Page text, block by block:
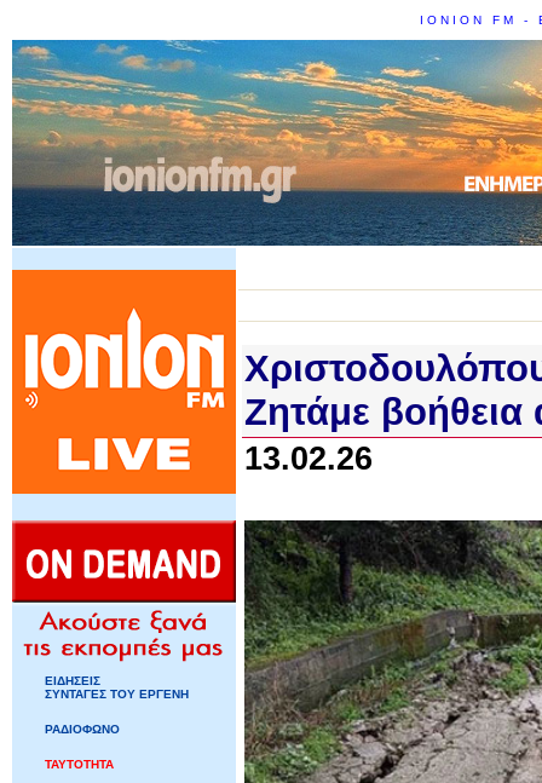
IONION FM -
ΕΙΔΗΣΕΙΣ
ΣΥΝΤΑΓΕΣ ΤΟΥ ΕΡΓΕΝΗ
ΡΑΔΙΟΦΩΝΟ
ΤΑΥΤΟΤΗΤΑ
Ζητάμε βοήθεια
13.02.26